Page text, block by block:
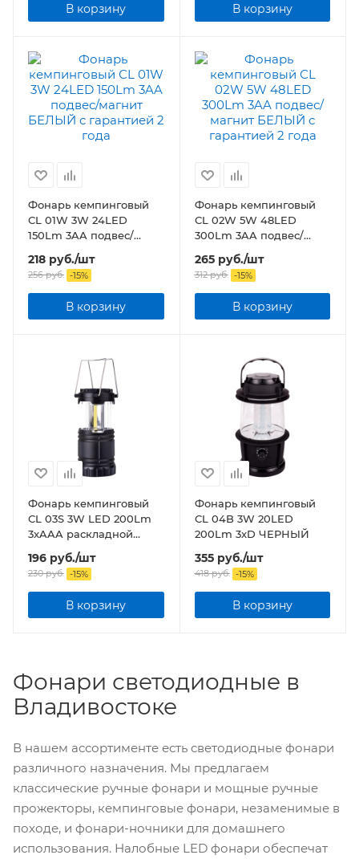
В корзину В корзину
Фонарь кемпинговый
СL 01W 3W 24LED
150Lm 3AA подвес/
магнит БЕЛЫЙ
218 руб./шт
256руб. -15%
В корзину
Фонарь кемпинговый
СL 02W 5W 48LED
300Lm 3AA подвес/
магнит БЕЛЫЙ
265руб./шт
312руб. -15%
В корзину
Фонарь кемпинговый
СL 03S 3W LED 200Lm
3xAAA раскладной
196 руб./шт
230руб. -15%
В корзину
Фонарь кемпинговый
СL 04B 3W 20LED
200Lm 3xD ЧЕРНЫЙ
355руб./шт
418руб. -15%
В корзину
Фонари светодиодные в
Владивостоке
В нашем ассортименте есть светодиодные фонари
различного назначения. Мы предлагаем
классические ручные фонари и мощные ручные
прожекторы, кемпинговые фонари, незаменимые в
походе, и фонари-ночники для домашнего
использования. Налобные LED фонари обеспечат